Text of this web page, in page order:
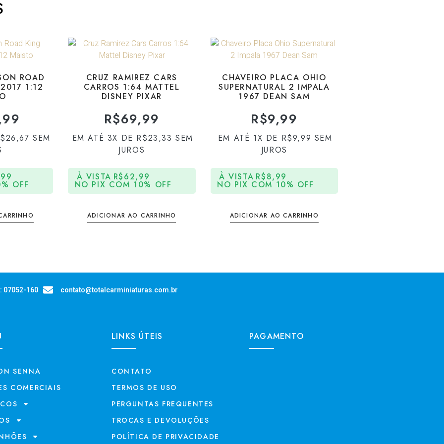
ROAD
1:12
26,67 SEM
OFF
CRUZ RAMIREZ CARS
CARROS 1:64 MATTEL
DISNEY PIXAR
R$69,99
EM ATÉ 3X DE R$23,33 SEM
JUROS
À VISTA R$62,99
NO PIX COM 10% OFF
ADICIONAR AO CARRINHO
CHAVEIRO PLACA OHIO
SUPERNATURAL 2 IMPALA
1967 DEAN SAM
R$9,99
EM ATÉ 1X DE R$9,99 SEM
JUROS
À VISTA R$8,99
NO PIX COM 10% OFF
ADICIONAR AO CARRINHO
07052-160 contato@totalcarminiaturas.com.br
SENNA
COMERCIAIS
LINKS ÚTEIS
CONTATO
TERMOS DE USO
PERGUNTAS FREQUENTES
TROCAS E DEVOLUÇÕES
POLÍTICA DE PRIVACIDADE
PAGAMENTO